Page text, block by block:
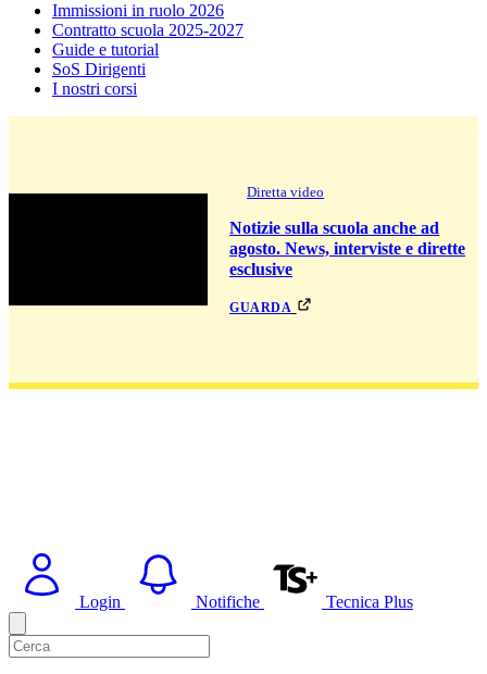
Immissioni in ruolo 2026
Contratto scuola 2025-2027
Guide e tutorial
SoS Dirigenti
I nostri corsi
Diretta video
Notizie sulla scuola anche ad
agosto. News, interviste e dirette
esclusive
guarda
Login Notifiche Tecnica Plus